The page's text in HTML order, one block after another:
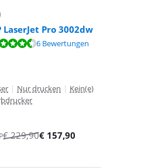
LaserJet Pro 3002dw
auf 6 Bewertungen.
6 Bewertungen
| Nur drucken | Kein(e)
€229,90€ 157,90